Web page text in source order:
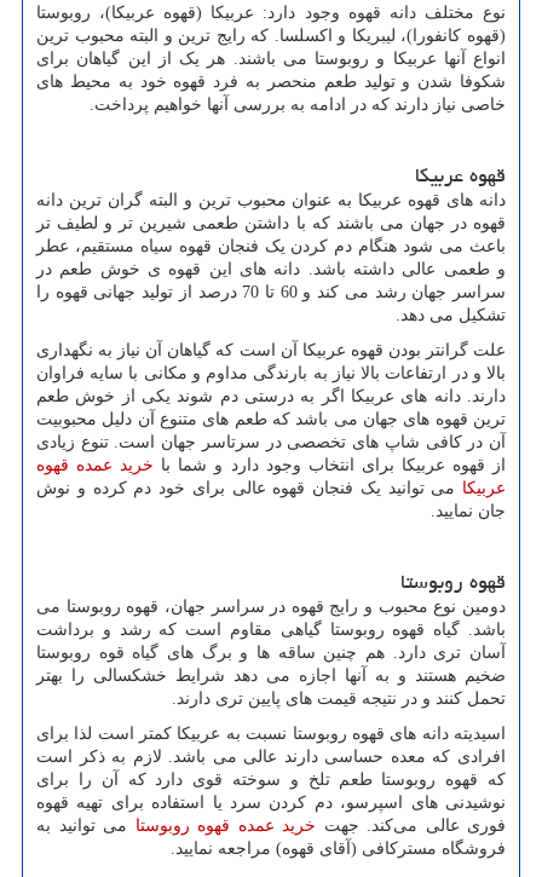
نوع مختلف دانه قهوه وجود دارد: عربیکا (قهوه عربیکا)، روبوستا
(قهوه کانفورا)، لیبریکا و اکسلسا. که رایج ترین و البته محبوب ترین
انواع آنها عربیکا و روبوستا می باشند. هر یک از این گیاهان برای
شکوفا شدن و تولید طعم منحصر به فرد قهوه خود به محیط های
خاصی نیاز دارند که در ادامه به بررسی آنها خواهیم پرداخت.
قهوه عربیکا
دانه ‌های قهوه عربیکا به ‌عنوان محبوب‌ ترین و البته گران ‌ترین دانه
قهوه در جهان می باشند که با داشتن طعمی شیرین تر و لطیف تر
باعث می شود هنگام دم کردن یک فنجان قهوه سیاه مستقیم، عطر
و طعمی عالی داشته باشد. دانه های این قهوه ی خوش طعم در
سراسر جهان رشد می کند و 60 تا 70 درصد از تولید جهانی قهوه را
تشکیل می دهد.
علت گرانتر بودن قهوه عربیکا آن است که گیاهان آن نیاز به نگهداری
بالا و در ارتفاعات بالا نیاز به بارندگی مداوم و مکانی با سایه فراوان
دارند. دانه ‌های عربیکا اگر به درستی دم شوند یکی از خوش طعم
‌ترین قهوه ‌های جهان می باشد که طعم های متنوع آن دلیل محبوبیت
آن در کافی شاپ های تخصصی در سرتاسر جهان است. تنوع زیادی
از قهوه عربیکا برای انتخاب وجود دارد و شما با خرید عمده قهوه
عربیکا می توانید یک فنجان قهوه عالی برای خود دم کرده و نوش
جان نمایید.
قهوه روبوستا
دومین نوع محبوب و رایج قهوه در سراسر جهان، قهوه روبوستا می
باشد. گیاه قهوه روبوستا گیاهی مقاوم است که رشد و برداشت
آسان ‌تری دارد. هم چنین ساقه ها و برگ های گیاه قوه روبوستا
ضخیم هستند و به آنها اجازه می دهد شرایط خشکسالی را بهتر
تحمل کنند و در نتیجه قیمت های پایین تری دارند.
اسیدیته دانه های قهوه روبوستا نسبت به عربیکا کمتر است لذا برای
افرادی که معده حساسی دارند عالی می باشد. لازم به ذکر است
که قهوه روبوستا طعم تلخ و سوخته قوی دارد که آن را برای
نوشیدنی ‌های اسپرسو، دم کردن سرد یا استفاده برای تهیه قهوه
فوری عالی می‌کند. جهت خرید عمده قهوه روبوستا می توانید به
فروشگاه مسترکافی (آقای قهوه) مراجعه نمایید.